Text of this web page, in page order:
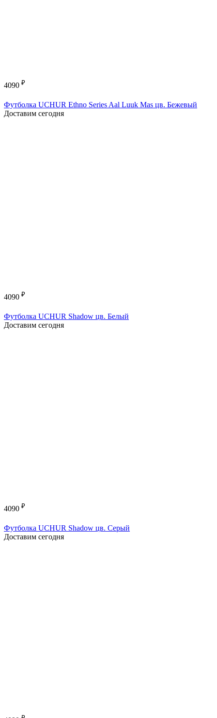
4090 ₽
Футболка UCHUR Ethno Series Aal Luuk Mas цв. Бежевый
Доставим сегодня
4090 ₽
Футболка UCHUR Shadow цв. Белый
Доставим сегодня
4090 ₽
Футболка UCHUR Shadow цв. Серый
Доставим сегодня